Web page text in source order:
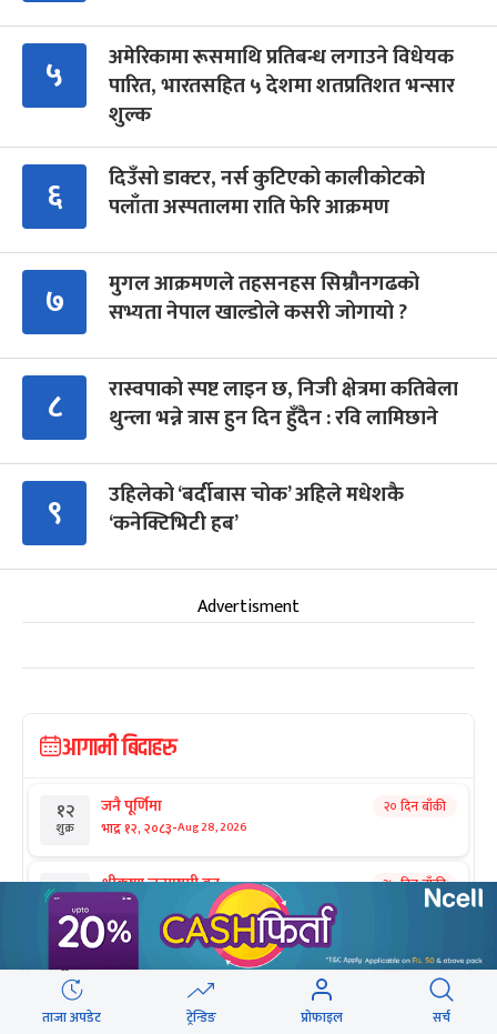
५
अमेरिकामा रूसमाथि प्रतिबन्ध लगाउने विधेयक
पारित, भारतसहित ५ देशमा शतप्रतिशत भन्सार
शुल्क
६
दिउँसो डाक्टर, नर्स कुटिएको कालीकोटको
पलाँता अस्पतालमा राति फेरि आक्रमण
७
मुगल आक्रमणले तहसनहस सिम्रौनगढको
सभ्यता नेपाल खाल्डोले कसरी जोगायो ?
८
रास्वपाको स्पष्ट लाइन छ, निजी क्षेत्रमा कतिबेला
थुन्ला भन्ने त्रास हुन दिन हुँदैन : रवि लामिछाने
९
उहिलेको ‘बर्दीबास चोक’ अहिले मधेशकै
‘कनेक्टिभिटी हब’
Advertisment
आगामी बिदाहरु
१२
शुक्र
जनै पूर्णिमा
भाद्र १२, २०८३-Aug 28, 2026
२० दिन बाँकी
१९
शुक्र
श्रीकृष्ण जन्माष्टमी व्रत
भाद्र १९, २०८३ - Sep 4, 2026
२७ दिन बाँकी
३
शनि Sep 19, 2026
१ महिना बाँकी
ताजा अपडेट ट्रेन्डिङ प्रोफाइल सर्च